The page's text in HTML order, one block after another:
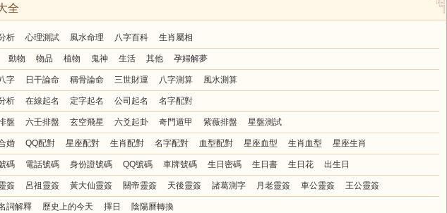
全
析 心理測試 風水命理 八字百科 生肖屬相
動物 物品 植物 鬼神 生活 其他 孕婦解夢
字 日干論命 稱骨論命 三世財運 八字測算 風水測算
析 在線起名 定字起名 公司起名 名字配對
盤 六壬排盤 玄空飛星 六爻起卦 奇門遁甲 紫薇排盤 星盤測試
婚 QQ配對 星座配對 生肖配對 名字配對 血型配對 星座血型 生肖血型 星座生肖
碼 電話號碼 身份證號碼 QQ號碼 車牌號碼 生日密碼 生日書 生日花 出生日
簽 呂祖靈簽 黃大仙靈簽 關帝靈簽 天後靈簽 諸葛測字 月老靈簽 車公靈簽 王公靈簽
詞解釋 歷史上的今天 擇日 陰陽曆轉換